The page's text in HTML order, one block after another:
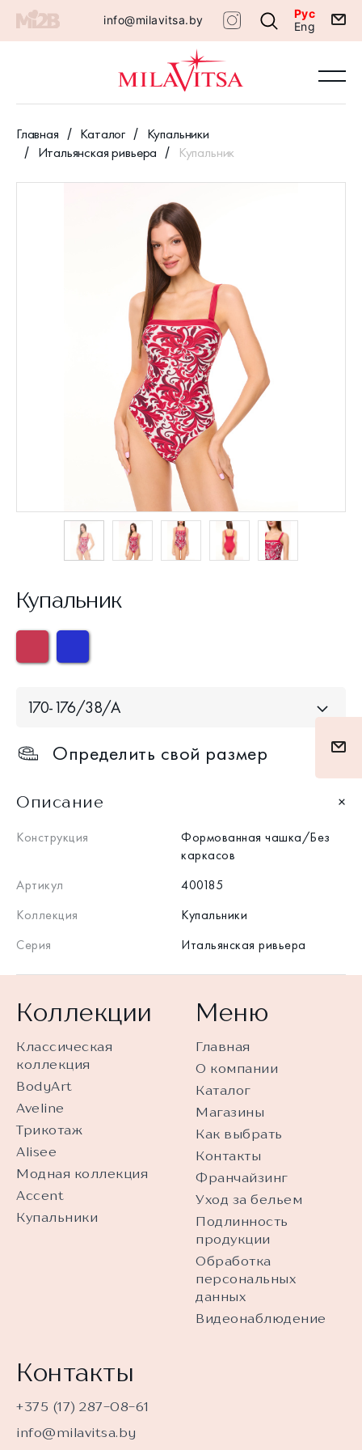
info@milavitsa.by
Рус
Eng
Главная Каталог
Купальники
Итальянская ривьера
Купальник
Купальник
170-176/38/A
Определить свой размер
Описание
Конструкция
Формованная чашка/Без
каркасов
Артикул
400185
Коллекция
Купальники
Серия
Итальянская ривьера
Коллекции
Классическая
коллекция
BodyArt
Aveline
Трикотаж
Alisee
Модная коллекция
Accent
Купальники
Меню
Главная
О компании
Каталог
Магазины
Как выбрать
Контакты
Франчайзинг
Уход за бельем
Подлинность
продукции
Обработка
персональных
данных
Видеонаблюдение
Контакты
+375 (17) 287-08-61
info@milavitsa.by